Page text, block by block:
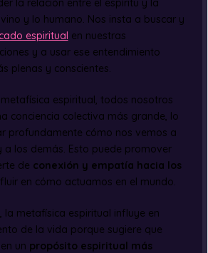
la relación entre el espíritu y la
y lo humano. Nos insta a buscar y
espiritual en nuestras
y a usar ese entendimiento
plenas y conscientes.
espiritual, todos nosotros
conciencia colectiva más grande, lo
profundamente cómo nos vemos a
a los demás. Esto puede promover
de conexión y empatía hacia los
en cómo actuamos en el mundo.
la metafísica espiritual influye en
de la vida porque sugiere que
un propósito espiritual más